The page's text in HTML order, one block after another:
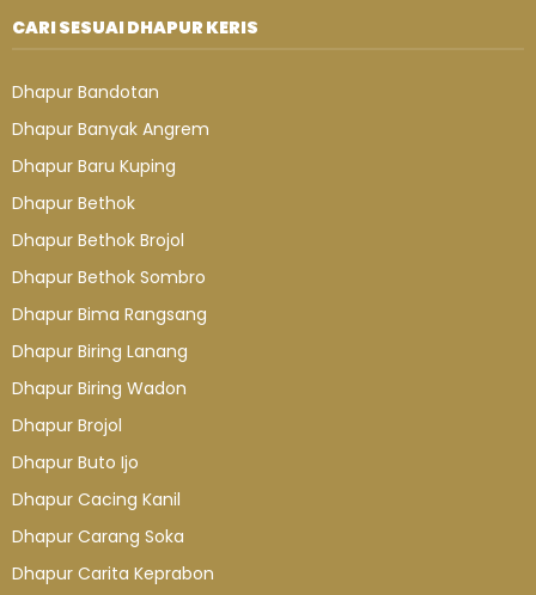
CARI SESUAI DHAPUR KERIS
Dhapur Bandotan
Dhapur Banyak Angrem
Dhapur Baru Kuping
Dhapur Bethok
Dhapur Bethok Brojol
Dhapur Bethok Sombro
Dhapur Bima Rangsang
Dhapur Biring Lanang
Dhapur Biring Wadon
Dhapur Brojol
Dhapur Buto Ijo
Dhapur Cacing Kanil
Dhapur Carang Soka
Dhapur Carita Keprabon